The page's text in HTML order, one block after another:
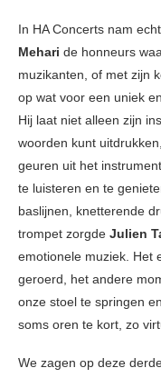
In HA Concerts nam
Mehari de honneurs
muzikanten, of met zijn
op wat voor een uniek
Hij laat niet alleen zijn
woorden kunt
geuren uit het
te luisteren en te
baslijnen, knetterende
trompet zorgde Julien
emotionele muziek. Het
geroerd, het andere
onze stoel te springen
soms oren te kort, zo
We zagen op deze